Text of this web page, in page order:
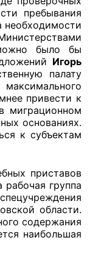
пребывания
необходимости
было бы
Игорь
палату
привести к
миграционном
основаниях.
к субъектам
приставов
группа
области.
содержания
наибольшая